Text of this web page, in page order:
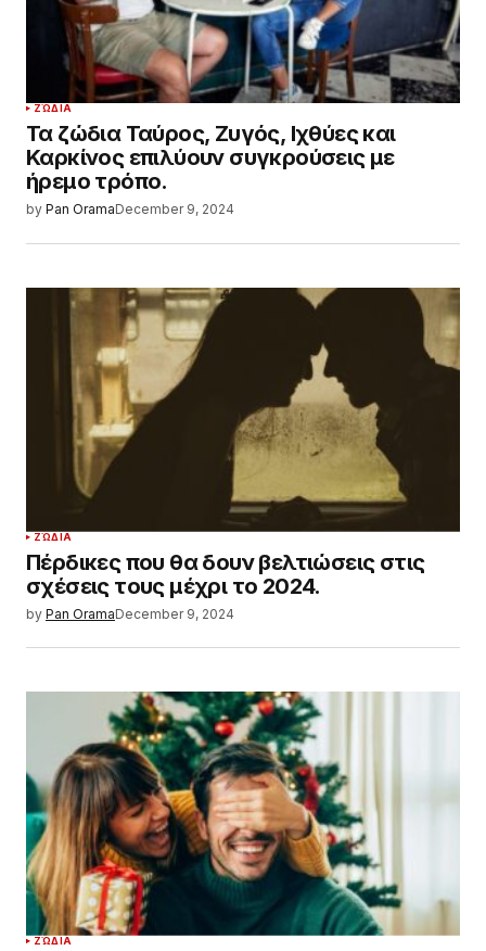
ΖΏΔΙΑ
Τα ζώδια Ταύρος, Ζυγός, Ιχθύες και
Καρκίνος επιλύουν συγκρούσεις με
ήρεμο τρόπο.
by Pan OramaDecember 9, 2024
ΖΏΔΙΑ
Πέρδικες που θα δουν βελτιώσεις στις
σχέσεις τους μέχρι το 2024.
by Pan OramaDecember 9, 2024
ΖΏΔΙΑ